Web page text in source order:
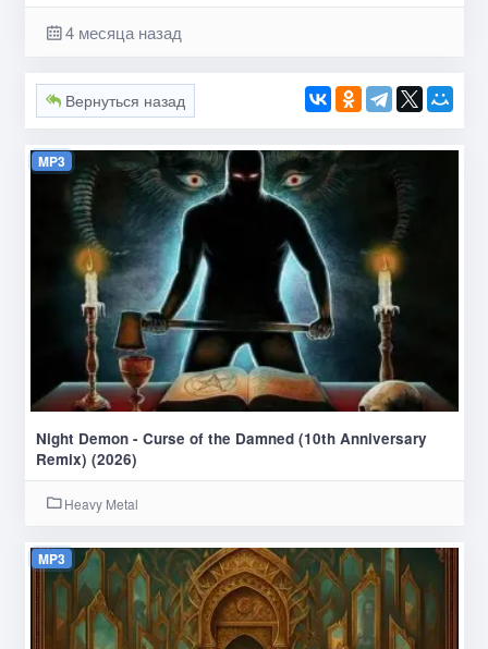
4 месяца назад
Вернуться назад
MP3
Night Demon - Curse of the Damned (10th Anniversary
Remix) (2026)
Heavy Metal
MP3